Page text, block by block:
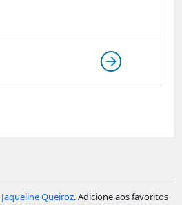
Jaqueline Queiroz. Adicione aos favoritos